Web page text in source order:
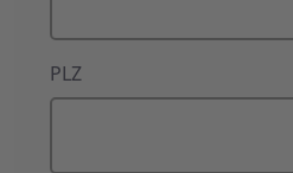
PLZ